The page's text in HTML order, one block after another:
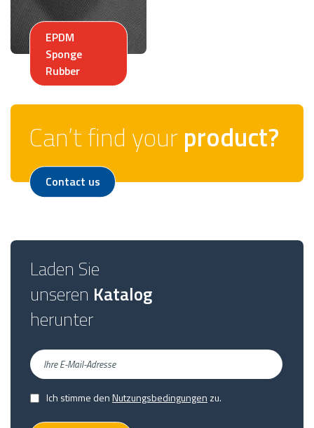
EPDM
Sponge
Rubber
Can’t find yourproduct?
Contact us
Laden Sie
unseren Katalog
herunter
Ihre
E-
Mail-
Adresse
Confirmed
Ich stimme denNutzungsbedingungen zu.